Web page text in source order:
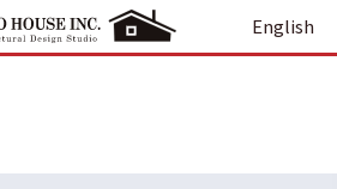
English